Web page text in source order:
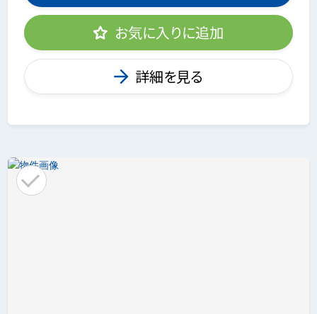
お気に入りに追加
詳細を見る